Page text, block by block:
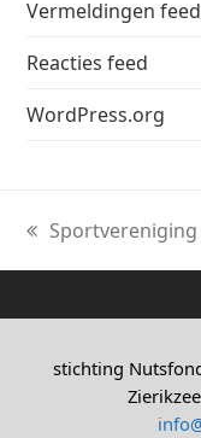
Vermeldingen feed
Reacties feed
WordPress.org
previous
post:
stichting